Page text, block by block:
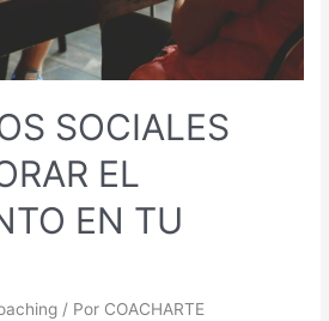
SOCIALES
EL
EN TU
/ Por COACHARTE